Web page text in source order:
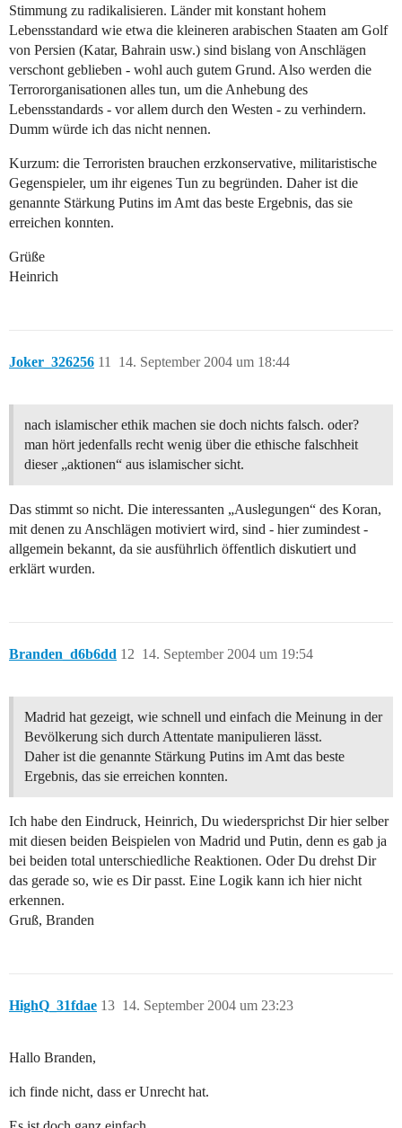
Stimmung zu radikalisieren. Länder mit konstant hohem
Lebensstandard wie etwa die kleineren arabischen Staaten am Golf
von Persien (Katar, Bahrain usw.) sind bislang von Anschlägen
verschont geblieben - wohl auch gutem Grund. Also werden die
Terrororganisationen alles tun, um die Anhebung des
Lebensstandards - vor allem durch den Westen - zu verhindern.
Dumm würde ich das nicht nennen.
Kurzum: die Terroristen brauchen erzkonservative, militaristische
Gegenspieler, um ihr eigenes Tun zu begründen. Daher ist die
genannte Stärkung Putins im Amt das beste Ergebnis, das sie
erreichen konnten.
Grüße
Heinrich
Joker_326256 14. September 2004 um 18:44
11
nach islamischer ethik machen sie doch nichts falsch. oder?
man hört jedenfalls recht wenig über die ethische falschheit
dieser „aktionen“ aus islamischer sicht.
Das stimmt so nicht. Die interessanten „Auslegungen“ des Koran,
mit denen zu Anschlägen motiviert wird, sind - hier zumindest -
allgemein bekannt, da sie ausführlich öffentlich diskutiert und
erklärt wurden.
Branden_d6b6dd 14. September 2004 um 19:54
12
Madrid hat gezeigt, wie schnell und einfach die Meinung in der
Bevölkerung sich durch Attentate manipulieren lässt.
Daher ist die genannte Stärkung Putins im Amt das beste
Ergebnis, das sie erreichen konnten.
Ich habe den Eindruck, Heinrich, Du wiedersprichst Dir hier selber
mit diesen beiden Beispielen von Madrid und Putin, denn es gab ja
bei beiden total unterschiedliche Reaktionen. Oder Du drehst Dir
das gerade so, wie es Dir passt. Eine Logik kann ich hier nicht
erkennen.
Gruß, Branden
HighQ_31fdae 14. September 2004 um 23:23
13
Hallo Branden,
ich finde nicht, dass er Unrecht hat.